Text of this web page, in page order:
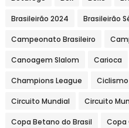
Brasileirão 2024 Brasileirão
Campeonato Brasileiro
Canoagem Slalom Carioca
Champions League Ciclismo
Circuito Mundial Circuito
Copa Betano do Brasil Copa